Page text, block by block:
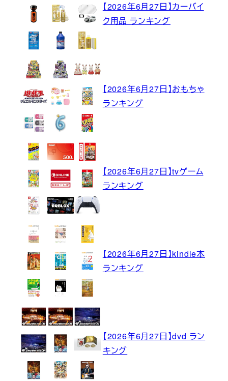
【2026年6月27日】カーバイ
ク用品 ランキング
【2026年6月27日】おもちゃ
ランキング
【2026年6月27日】tvゲーム
ランキング
【2026年6月27日】kindle本
ランキング
【2026年6月27日】dvd ラン
キング